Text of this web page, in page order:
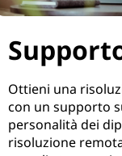
Ottieni una
con un supporto
personalità dei
risoluzione